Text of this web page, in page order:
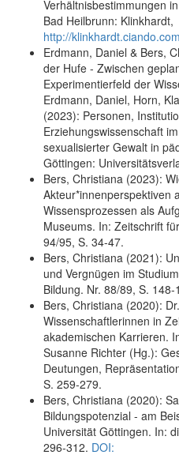
Verhältnisbestimmungen
Bad Heilbrunn:
http://
Erdmann, Daniel & Bers,
der Hufe - Zwischen
Experimentierfeld der
Erdmann, Daniel, Horn,
(2023): Personen,
Erziehungswissenschaft
sexualisierter Gewalt in
Göttingen:
Bers, Christiana (2023):
Akteur*innenperspektiven
Wissensprozessen als
Museums. In: Zeitschrift
94/95, S. 34-47.
Bers, Christiana (2021):
und Vergnügen im
Bildung. Nr. 88/89, S. 148-
Bers, Christiana (2020):
Wissenschaftlerinnen in
akademischen Karrieren.
Susanne Richter (Hg.):
Deutungen,
S. 259-279.
Bers, Christiana (2020):
Bildungspotenzial - am
Universität Göttingen. In:
296-312. DOI: